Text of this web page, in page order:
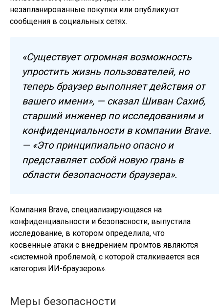
незапланированные покупки или опубликуют
сообщения в социальных сетях.
«Существует огромная возможность
упростить жизнь пользователей, но
теперь браузер выполняет действия от
вашего имени», — сказал Шиван Сахиб,
старший инженер по исследованиям и
конфиденциальности в компании Brave.
— «Это принципиально опасно и
представляет собой новую грань в
области безопасности браузера».
Компания Brave, специализирующаяся на
конфиденциальности и безопасности, выпустила
исследование, в котором определила, что
косвенные атаки с внедрением промтов являются
«системной проблемой, с которой сталкивается вся
категория ИИ-браузеров».
Меры безопасности